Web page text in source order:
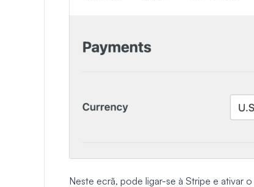
Neste ecrã, pode ligar-se à Stripe e ativar